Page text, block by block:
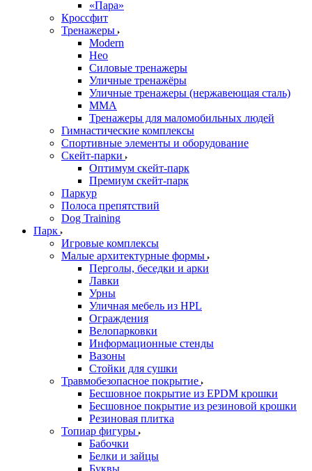
«Пара»
Кроссфит
Тренажеры
Modern
Нео
Силовые тренажеры
Уличные тренажёры
Уличные тренажеры (нержавеющая сталь)
ММА
Тренажеры для маломобильных людей
Гимнастические комплексы
Спортивные элементы и оборудование
Скейт-парки
Оптимум скейт-парк
Премиум скейт-парк
Паркур
Полоса препятствий
Dog Training
Парк
Игровые комплексы
Малые архитектурные формы
Перголы, беседки и арки
Лавки
Урны
Уличная мебель из HPL
Ограждения
Велопарковки
Информационные стенды
Вазоны
Стойки для сушки
Травмобезопасное покрытие
Бесшовное покрытие из EPDM крошки
Бесшовное покрытие из резиновой крошки
Резиновая плитка
Топиар фигуры
Бабочки
Белки и зайцы
Буквы